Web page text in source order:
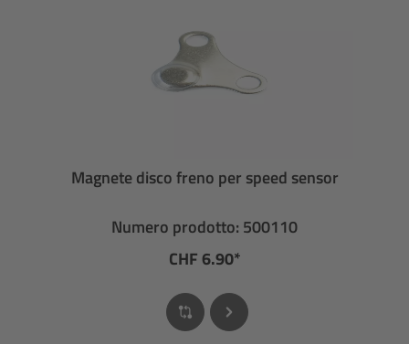
Magnete disco freno per speed sensor
Numero prodotto: 500110
CHF 6.90*